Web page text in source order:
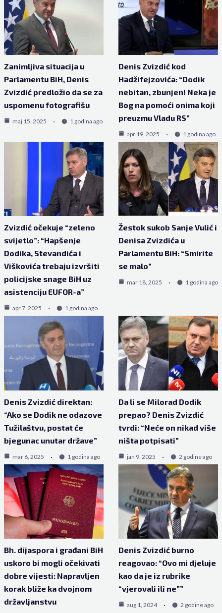
Zanimljiva situacija u
Parlamentu BiH, Denis
Zvizdić predložio da se za
uspomenu fotografišu
maj 15, 2025 1 godina ago
Denis Zvizdić kod
Hadžifejzovića: “Dodik
nebitan, zbunjen! Neka je
Bog na pomoći onima koji
preuzmu Vladu RS”
apr 19, 2025 1 godina ago
Zvizdić očekuje “zeleno
svijetlo”: “Hapšenje
Dodika, Stevandića i
Viškovića trebaju izvršiti
policijske snage BiH uz
asistenciju EUFOR-a”
apr 7, 2025 1 godina ago
Žestok sukob Sanje Vulić i
Denisa Zvizdića u
Parlamentu BiH: “Smirite
se malo”
mar 18, 2025 1 godina ago
Denis Zvizdić direktan:
“Ako se Dodik ne odazove
Tužilaštvu, postat će
bjegunac unutar države”
mar 6, 2025 1 godina ago
Da li se Milorad Dodik
prepao? Denis Zvizdić
tvrdi: “Neće on nikad više
ništa potpisati”
jan 9, 2025 2 godine ago
Bh. dijaspora i građani BiH
uskoro bi mogli očekivati
dobre vijesti: Napravljen
korak bliže ka dvojnom
državljanstvu
Denis Zvizdić burno
reagovao: “Ovo mi djeluje
kao da je iz rubrike
“vjerovali ili ne””
aug 1, 2024 2 godine ago